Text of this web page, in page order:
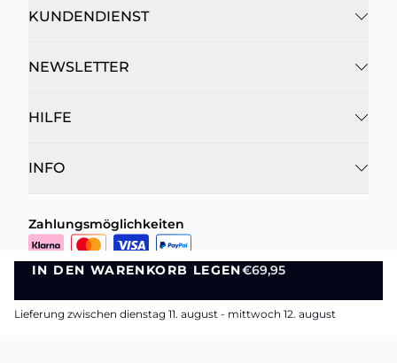
IN DEN WARENKORB LEGEN€69,95
IN DEN WARENKORB LEGEN
Lieferung zwischen dienstag 11. august - mittwoch 12. august
KUNDENDIENST
NEWSLETTER
HILFE
INFO
Zahlungsmöglichkeiten
Lieferoptionen